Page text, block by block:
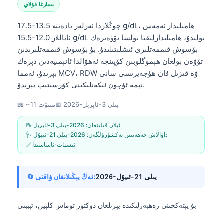
بىمارغا قۇلاي
چوڭلاردا ئەرلەر ئادەتتە 13.5-17.5 g/dL، ھامىلىدار ئەمەس
ئاياللار 12.0-15.5 g/dL بولىدۇ، ھامىلىدارلىقتا بولسا تۆۋەنرەك
بۆسۈش قىممەتلىرى ئىشلىتىلىدۇ. بۇ بۆسۈش قىممەتلىرىدىن
تۆۋەن بولغان ھېموگلوبىن كۆپىنچە ئەھۋالدا ئانېمىيەدىن دېرەك
بېرىدۇ، ئەمما MCV، RDW ۋە قىزىل قان ھۈجەيرىسى سانى
نېمە ئۈچۈن ئىكەنلىكىنى كۆرسىتىپ بېرىدۇ.
📖 ~11 مىنۇت📅 2026-يىلى 3-ئاپرېل
📝 ئېلان قىلىنغان: 2026-يىلى 3-ئاپرېل
🩺 داۋالاش جەھەتتىن تەكشۈرۈلگەن: 2026-يىلى 21-ئىيۇل
✅ ئىسپات-ئاساسىدا
🔄 ئەڭ يېڭىلانغان ۋاقتى: 2026-يىلى 21-ئىيۇل
بۇ يېتەكچىنى رەھبەرلىكىدە يېزىلغان دوكتور توماس كلېين، تېببىي